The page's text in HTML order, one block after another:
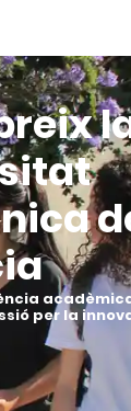
per la